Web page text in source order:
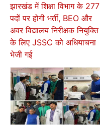
झारखंड में शिक्षा विभाग के 277
पदों पर होगी भर्ती, BEO और
अवर विद्यालय निरीक्षक नियुक्ति
के लिए JSSC को अधियाचना
भेजी गई